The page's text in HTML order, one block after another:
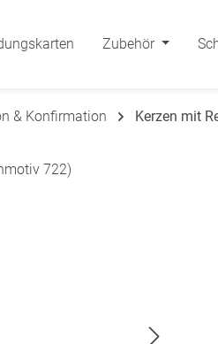
Zubehör
& Konfirmation Kerzen mit